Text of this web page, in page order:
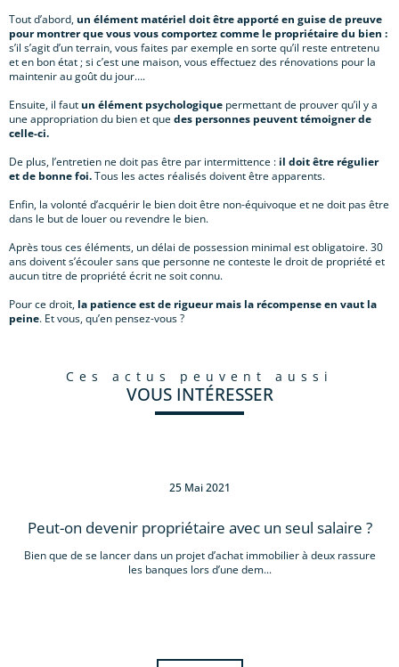
Tout d’abord,un élément matériel doit être apporté en guise de preuve
pour montrer que vous vous comportez comme le propriétaire du bien :
s’il s’agit d’un terrain, vous faites par exemple en sorte qu’il reste entretenu
et en bon état ; si c’est une maison, vous effectuez des rénovations pour la
maintenir au goût du jour….
Ensuite, il fautun élément psychologique permettant de prouver qu’il y a
une appropriation du bien et quedes personnes peuvent témoigner de
celle-ci.
De plus, l’entretien ne doit pas être par intermittence : il doit être régulier
et de bonne foi.Tous les actes réalisés doivent être apparents.
Enfin, la volonté d’acquérir le bien doit être non-équivoque et ne doit pas être
dans le but de louer ou revendre le bien.
Après tous ces éléments, un délai de possession minimal est obligatoire. 30
ans doivent s’écouler sans que personne ne conteste le droit de propriété et
aucun titre de propriété écrit ne soit connu.
Pour ce droit, la patience est de rigueur mais la récompense en vaut la
peine. Et vous, qu’en pensez-vous ?
ces actus peuvent aussi
VOUS INTÉRESSER
25 Mai 2021
Peut-on devenir propriétaire avec un seul salaire ?
Bien que de se lancer dans un projet d’achat immobilier à deux rassure
les banques lors d’une dem...